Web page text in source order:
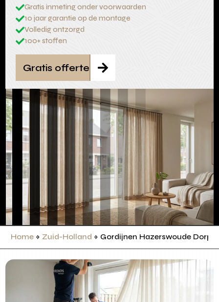
Gratis inmeting onder voorwaarden
10 jaar garantie op de montage
Volledig ontzorgd
100+ stoffen

Gratis offerte
Home » Zuid-Holland » Gordijnen Hazerswoude Dorp